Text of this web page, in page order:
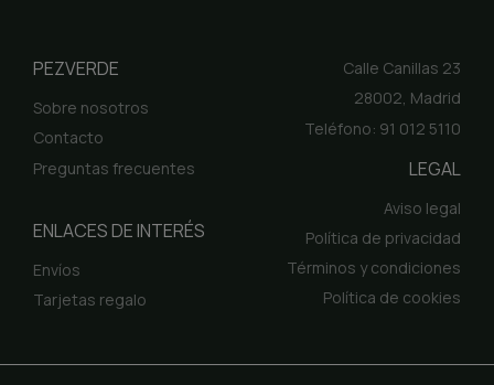
PEZVERDE
Sobre nosotros
Contacto
Preguntas frecuentes
ENLACES DE INTERÉS
Envíos
Tarjetas regalo
Calle Canillas 23
28002, Madrid
Teléfono: 91 012 5110
LEGAL
Aviso legal
Política de privacidad
Términos y condiciones
Política de cookies